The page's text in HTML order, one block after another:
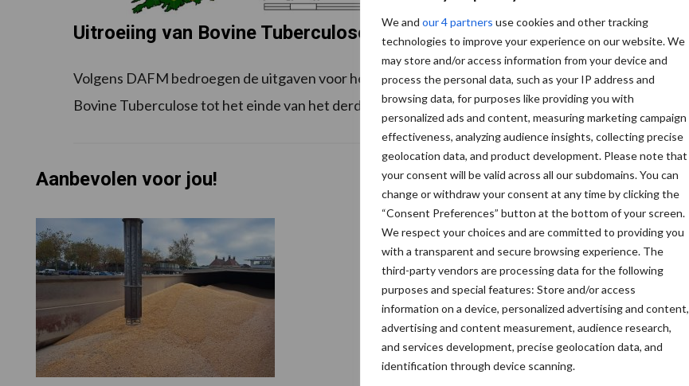
We and our 4 partners use cookies and other tracking
technologies to improve your experience on our website. We
may store and/or access information from your device and
process the personal data, such as your IP address and
browsing data, for purposes like providing you with
personalized ads and content, measuring marketing campaign
effectiveness, analyzing audience insights, collecting precise
geolocation data, and product development. Please note that
your consent will be valid across all our subdomains. You can
change or withdraw your consent at any time by clicking the
“Consent Preferences” button at the bottom of your screen.
We respect your choices and are committed to providing you
with a transparent and secure browsing experience. The
third-party vendors are processing data for the following
purposes and special features: Store and/or access
information on a device, personalized advertising and content,
advertising and content measurement, audience research,
and services development, precise geolocation data, and
identification through device scanning.
Uitroeiing van Bovine Tuberculose
Volgens DAFM bedroegen de uitgaven voor het Nationale Programma voor de Uitroeiing van
Bovine Tuberculose tot het einde van het derde kwartaal van 2023 49,9 miljoen euro.
Aanbevolen voor jou!